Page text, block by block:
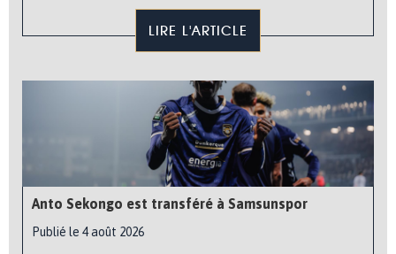
LIRE L'ARTICLE
Anto Sekongo est transféré à Samsunspor
Publié le 4 août 2026